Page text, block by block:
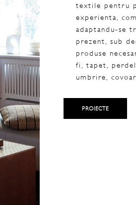
textile pentru
experienta,
adaptandu-se
prezent, sub
produse
fi, tapet,
umbrire,
PROIECTE